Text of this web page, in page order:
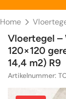
Home
Vloertegel –
120×120
14,4 m2) R9
Artikelnummer: